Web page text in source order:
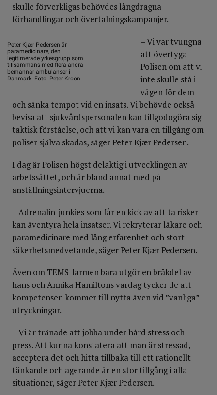
skulle förverkligas behövdes långdragna
förhandlingar och övertalningskampanjer.
Peter Kjær Pedersen är
paramedicinare, den
legitimerade yrkesgrupp som
tillsammans med flera andra
bemannar ambulanser i
Danmark. Foto: Peter Kroon
– Vi var tvungna
att övertyga
Polisen om att vi
inte skulle stå i
vägen för dem
och sänka tempot vid en insats. Vi behövde också
bevisa att sjukvårdspersonalen kan tillgodogöra sig
taktisk förståelse, och att vi kan vara en tillgång om
poliser själva skadas, säger Peter Kjær Pedersen.
I dag är Polisen högst delaktig i utvecklingen av
arbetssättet, och är bland annat med på
anställningsintervjuerna.
– Adrenalin-junkies som får en kick av att ta risker
kan äventyra hela insatser. Vi rekryterar läkare och
paramedicinare med lång erfarenhet och stort
säkerhetsmedvetande, säger Peter Kjær Pedersen.
Även om TEMS-larmen bara utgör en bråkdel av
hans och Annika Hamiltons vardag tycker de att
kompetensen kommer till nytta även vid ”vanliga”
utryckningar.
– Vi är tränade att jobba under hård stress och
press. Att kunna konstatera att man är stressad,
acceptera det och hitta tillbaka till ett rationellt
tänkande och agerande är en stor tillgång i alla
situationer, säger Peter Kjær Pedersen.